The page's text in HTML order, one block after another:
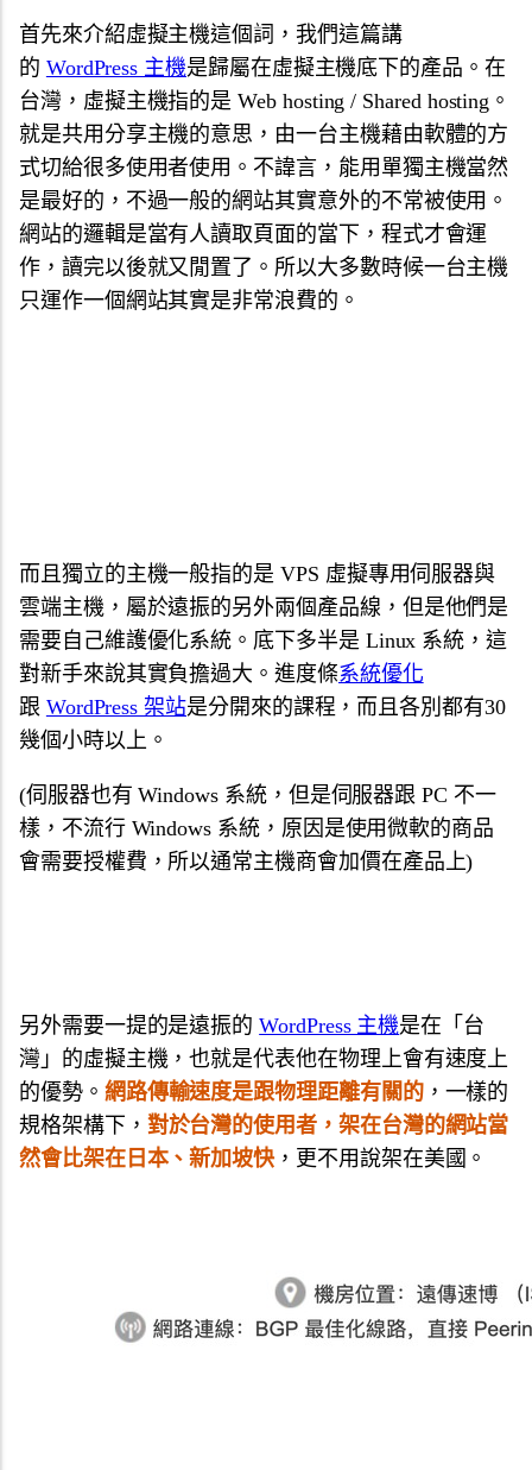
首先來介紹虛擬主機這個詞，我們這篇講
的 WordPress 主機是歸屬在虛擬主機底下的產品。在
台灣，虛擬主機指的是 Web hosting / Shared hosting。
就是共用分享主機的意思，由一台主機藉由軟體的方
式切給很多使用者使用。不諱言，能用單獨主機當然
是最好的，不過一般的網站其實意外的不常被使用。
網站的邏輯是當有人讀取頁面的當下，程式才會運
作，讀完以後就又閒置了。所以大多數時候一台主機
只運作一個網站其實是非常浪費的。
而且獨立的主機一般指的是 VPS 虛擬專用伺服器與
雲端主機，屬於遠振的另外兩個產品線，但是他們是
需要自己維護優化系統。底下多半是 Linux 系統，這
對新手來說其實負擔過大。進度條系統優化
跟 WordPress 架站是分開來的課程，而且各別都有30
幾個小時以上。
(伺服器也有 Windows 系統，但是伺服器跟 PC 不一
樣，不流行 Windows 系統，原因是使用微軟的商品
會需要授權費，所以通常主機商會加價在產品上)
另外需要一提的是遠振的WordPress 主機是在「台
灣」的虛擬主機，也就是代表他在物理上會有速度上
的優勢。 網路傳輸速度是跟物理距離有關的，一樣的
規格架構下， 對於台灣的使用者，架在台灣的網站當
然會比架在日本、新加坡快，更不用說架在美國。